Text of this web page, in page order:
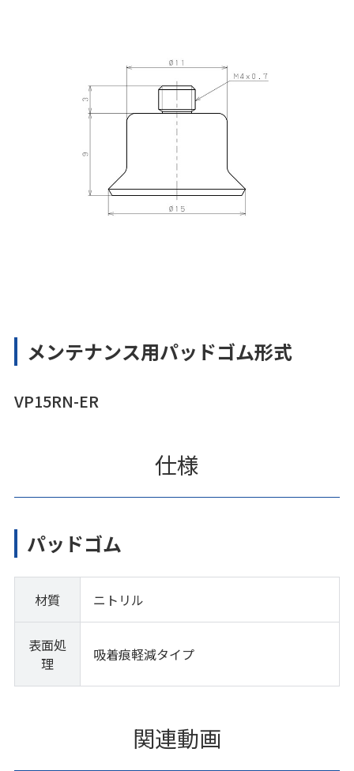
メンテナンス用パッドゴム形式
VP15RN-ER
仕様
パッドゴム
材質 ニトリル
表面処
理
吸着痕軽減タイプ
関連動画